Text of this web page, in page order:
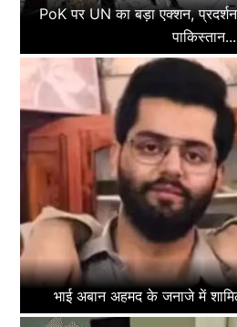
PoK पर UN का बड़ा एक्शन,
पाकिस्तान...
भाई अबान अहमद के जनाजे में